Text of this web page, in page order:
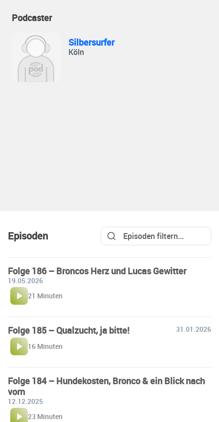
Podcaster
Silbersurfer
Köln
Episoden
Folge 186 – Broncos Herz und Lucas Gewitter
19.05.2026
21 Minuten
Folge 185 – Qualzucht, ja bitte!
31.01.2026
16 Minuten
Folge 184 – Hundekosten, Bronco & ein Blick nach
vorn
12.12.2025
23 Minuten